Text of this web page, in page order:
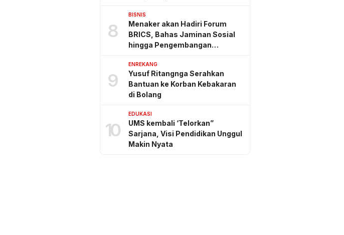
8
BISNIS
Menaker akan Hadiri Forum
BRICS, Bahas Jaminan Sosial
hingga Pengembangan
9
ENREKANG
Yusuf Ritangnga Serahkan
Bantuan ke Korban Kebakaran
di Bolang
10
EDUKASI
UMS kembali ‘Telorkan”
Sarjana, Visi Pendidikan Unggul
Makin Nyata